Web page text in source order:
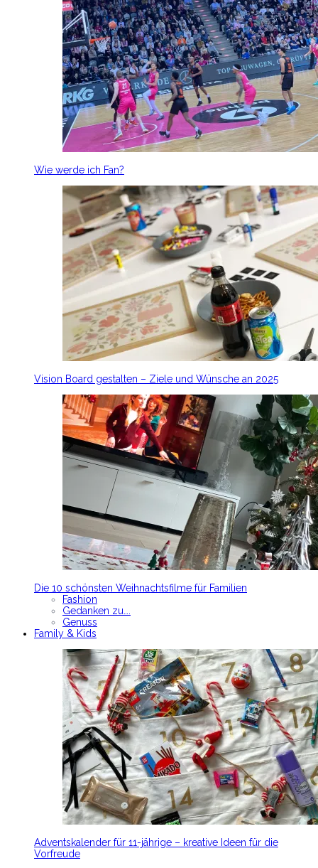
Wie werde ich Fan?
Vision Board gestalten – Ziele und Wünsche an 2025
Die 10 schönsten Weihnachtsfilme für Familien
Fashion
Gedanken zu….
Genuss
Family & Kids
Adventskalender für 11-jährige – kreative Ideen für die
Vorfreude